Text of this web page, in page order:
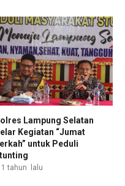
Lampung Selatan
Kegiatan “Jumat
untuk Peduli
1 tahun lalu